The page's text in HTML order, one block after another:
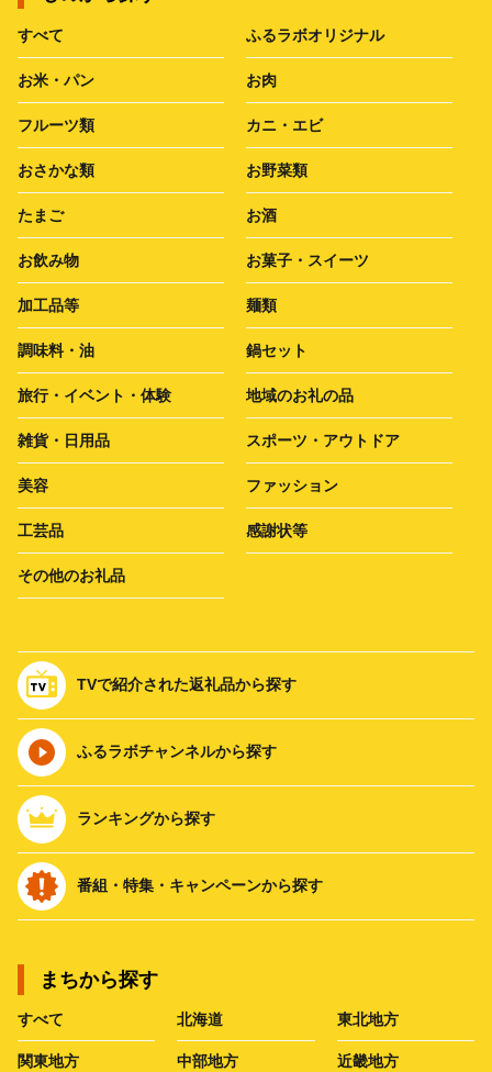
すべて ふるラボオリジナル
お米・パン お肉
フルーツ類 カニ・エビ
おさかな類 お野菜類
たまご お酒
お飲み物 お菓子・スイーツ
加工品等 麺類
調味料・油 鍋セット
旅行・イベント・体験 地域のお礼の品
雑貨・日用品 スポーツ・アウトドア
美容 ファッション
工芸品 感謝状等
その他のお礼品
TVで紹介された返礼品から探す
ふるラボチャンネルから探す
ランキングから探す
番組・特集・キャンペーンから探す
まちから探す
すべて 北海道 東北地方
関東地方 中部地方 近畿地方